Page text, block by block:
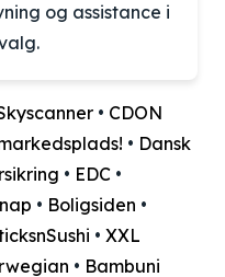
og assistance i
• CDON
• Dansk
• EDC •
• Boligsiden •
• XXL
• Bambuni